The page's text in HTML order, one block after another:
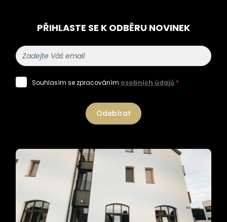
PŘIHLASTE SE K ODBĚRU NOVINEK
Souhlasím se zpracováním osobních údajů *
Odebírat